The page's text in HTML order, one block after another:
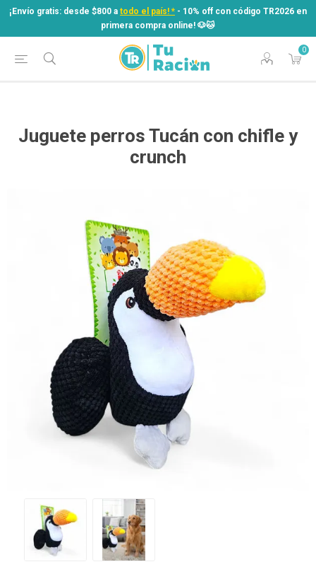
¡Envío gratis: desde $800 a todo el país! * - 10% off con código TR2026 en
primera compra online! ​🐶​🐱
0
¡Envío gratis: desde $800 atodo el país! *
- 10% off con código TR2026 en
primera compra online! ​🐶​🐱
Juguete perros Tucán con chifle y
crunch